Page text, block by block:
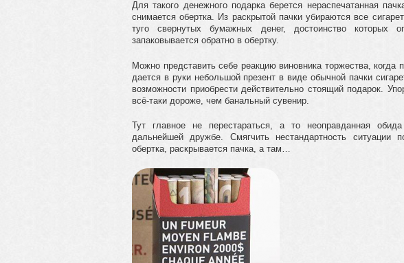
Для такого денежного подарка берется нераспечатанная
снимается обертка. Из раскрытой пачки убираются все
туго свернутых бумажных денег, достоинство которых
запаковывается обратно в обертку.
Можно представить себе реакцию виновника торжества,
дается в руки небольшой презент в виде обычной пачки
возможности приобрести действительно стоящий подарок.
всё-таки дороже, чем банальный сувенир.
Тут главное не перестараться, а то неоправданная
дальнейшей дружбе. Смягчить нестандартность ситуации
обертка, раскрывается пачка, а там…